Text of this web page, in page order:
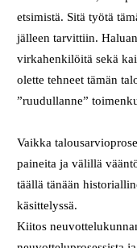
etsimistä. Sitä työtä
jälleen tarvittiin.
virkahenkilöitä sekä
olette tehneet tämän
”ruudullanne”
Vaikka
paineita ja välillä
täällä tänään
käsittelyssä.
Kiitos